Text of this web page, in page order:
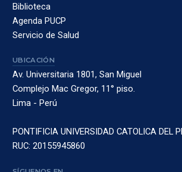
Biblioteca
Agenda PUCP
Servicio de Salud
UBICACIÓN
Av. Universitaria 1801, San Miguel
Complejo Mac Gregor, 11° piso.
Lima - Perú
PONTIFICIA UNIVERSIDAD CATOLICA DEL
RUC: 20155945860